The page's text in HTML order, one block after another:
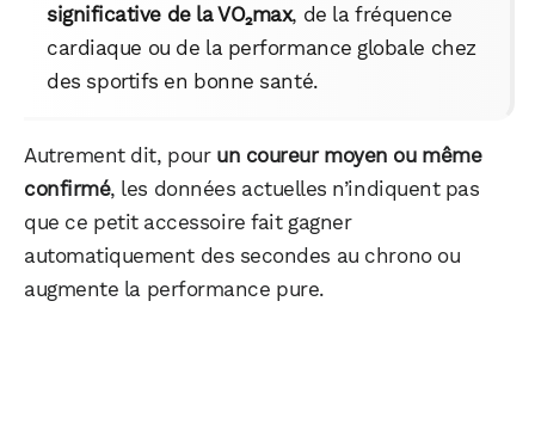
significative de la VO₂max, de la fréquence
cardiaque ou de la performance globale chez
des sportifs en bonne santé.
Autrement dit, pour un coureur moyen ou même
confirmé, les données actuelles n’indiquent pas
que ce petit accessoire fait gagner
automatiquement des secondes au chrono ou
augmente la performance pure.